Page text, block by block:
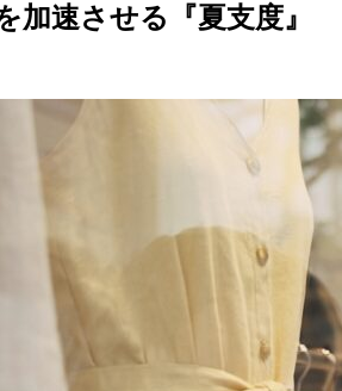
加速させる『夏支度』